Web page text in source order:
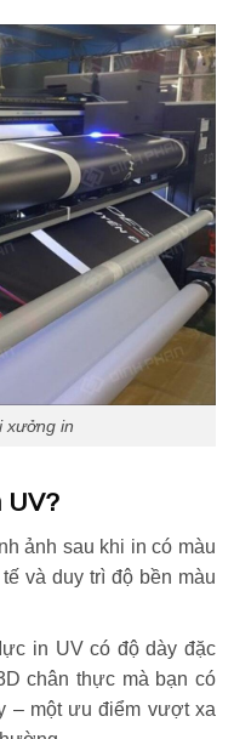
xưởng in
UV?
ảnh sau khi in có màu
và duy trì độ bền màu
in UV có độ dày đặc
chân thực mà bạn có
– một ưu điểm vượt xa